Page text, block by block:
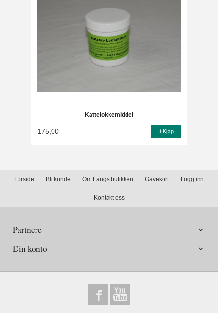
Kattelokkemiddel
175,00 Kjøp
Forside Bli kunde Om Fangstbutikken Gavekort Logg inn
Kontakt oss
Partnere
Din konto